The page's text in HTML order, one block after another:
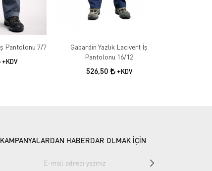
Gabardin Kışlık Gri İş Pantolonu 7/7
+KDV
Gabardin Yazlık Lacivert İş
Pantolonu 16/12
526,50 +KDV
KAMPANYALARDAN HABERDAR OLMAK İÇİN